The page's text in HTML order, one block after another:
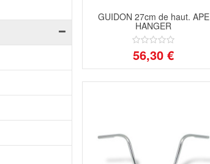
GUIDON 27cm de haut. APE
HANGER
56,30 €